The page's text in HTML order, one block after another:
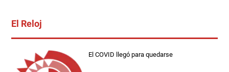
El Reloj
El COVID llegó para quedarse